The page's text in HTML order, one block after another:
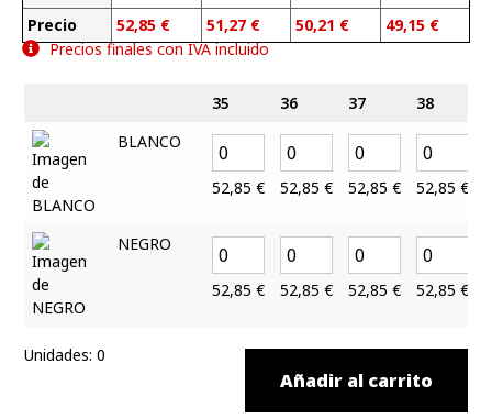
Precio
52,85 €
51,27 €
50,21 €
49,15 €
Precios finales con IVA incluido
35 36 37 38
BLANCO
52,85 € 52,85 € 52,85 € 52,85 €
NEGRO
52,85 € 52,85 € 52,85 € 52,85 €
Unidades: 0
Añadir al carrito